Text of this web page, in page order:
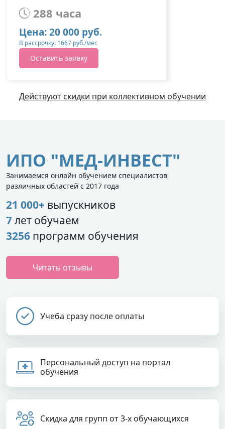
288 часа
Цена: 20 000 руб.
В рассрочку: 1667 руб./мес
Оставить заявку
Действуют скидки при коллективном обучении
ИПО "МЕД-ИНВЕСТ"
Занимаемся онлайн обучением специалистов
различных областей с 2017 года
21 000+ выпускников
7лет обучаем
3256 программ обучения
Читать отзывы
Учеба сразу после оплаты
Персональный доступ на портал
обучения
Скидка для групп от 3-х обучающихся